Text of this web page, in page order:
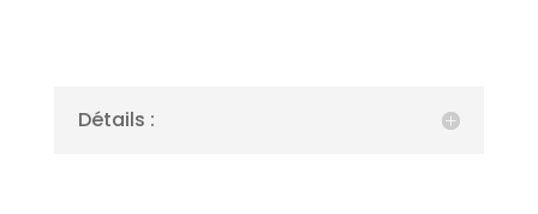
Détails :